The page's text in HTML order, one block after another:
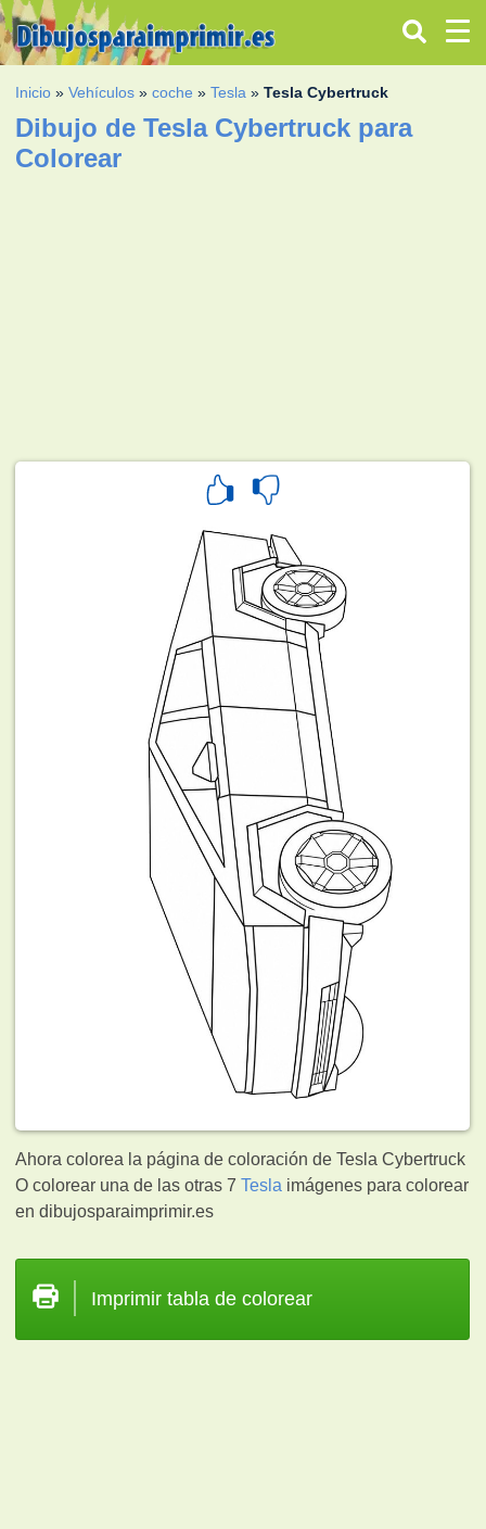
Inicio »Vehículos »coche »Tesla »Tesla Cybertruck
Dibujo de Tesla Cybertruck para
Colorear
Ahora colorea la página de coloración de Tesla Cybertruck
O colorear una de las otras 7Tesla imágenes para colorear
en dibujosparaimprimir.es
Imprimir tabla de colorear